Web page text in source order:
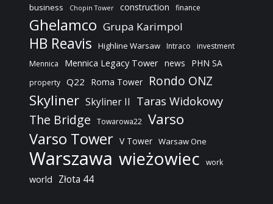
business Chopin Tower construction finance
Ghelamco Grupa Karimpol
HB Reavis Highline Warsaw Intraco
investment
Mennica
Mennica Legacy Tower news PHN SA
property Q22 Roma Tower Rondo ONZ
Skyliner Skyliner II Taras Widokowy
The Bridge Towarowa22 Varso
Varso Tower V Tower Warsaw One
Warszawa wieżowiec work
world Złota 44